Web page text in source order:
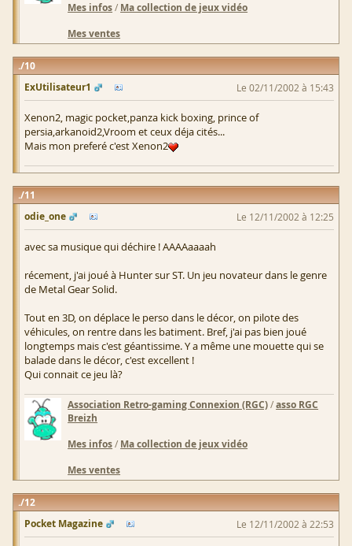
Mes infos/ Ma collection de jeux vidéo
Mes ventes
10
ExUtilisateur1
Le 02/11/2002 à 15:43
Xenon2, magic pocket,panza kick boxing, prince of
persia,arkanoid2,Vroom et ceux déja cités...
Mais mon preferé c'est Xenon2
11
odie_one
Le 12/11/2002 à 12:25
avec sa musique qui déchire ! AAAAaaaah
récement, j'ai joué à Hunter sur ST. Un jeu novateur dans le genre
de Metal Gear Solid.
Tout en 3D, on déplace le perso dans le décor, on pilote des
véhicules, on rentre dans les batiment. Bref, j'ai pas bien joué
longtemps mais c'est géantissime. Y a même une mouette qui se
balade dans le décor, c'est excellent !
Qui connait ce jeu là?
Association Retro-gaming Connexion (RGC)/asso RGC
Breizh
Mes infos/ Ma collection de jeux vidéo
Mes ventes
12
Pocket Magazine
Le 12/11/2002 à 22:53